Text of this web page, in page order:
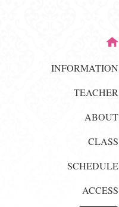
INFORMATION
TEACHER
ABOUT
CLASS
SCHEDULE
ACCESS